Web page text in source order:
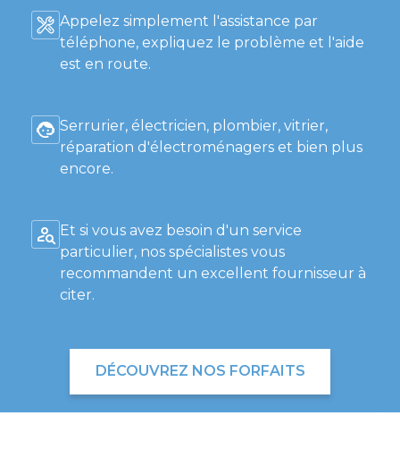
Appelez simplement l'assistance par
téléphone, expliquez le problème et l'aide
est en route.
Serrurier, électricien, plombier, vitrier,
réparation d'électroménagers et bien plus
encore.
Et si vous avez besoin d'un service
particulier, nos spécialistes vous
recommandent un excellent fournisseur à
citer.
DÉCOUVREZ NOS FORFAITS